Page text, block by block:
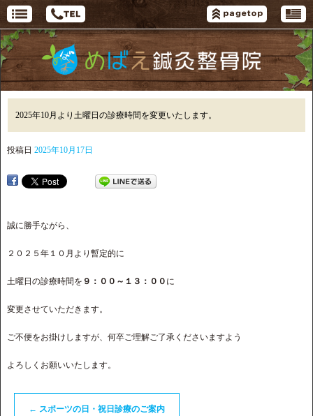
2025年10月より土曜日の診療時間を変更いたします。
投稿日 2025年10月17日
誠に勝手ながら、
２０２５年１０月より暫定的に
土曜日の診療時間を ９：００～１３：００ に
変更させていただきます。
ご不便をお掛けしますが、何卒ご理解ご了承くださいますよう
よろしくお願いいたします。
← スポーツの日・祝日診療のご案内